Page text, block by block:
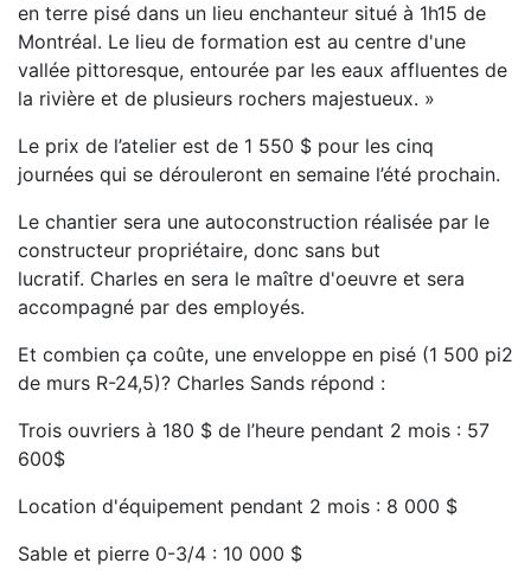
en terre pisé dans un lieu enchanteur situé à 1h15 de
Montréal. Le lieu de formation est au centre d'une
vallée pittoresque, entourée par les eaux affluentes de
la rivière et de plusieurs rochers majestueux. »
Le prix de l’atelier est de 1 550 $ pour les cinq
journées qui se dérouleront en semaine l’été prochain.
Le chantier sera une autoconstruction réalisée par le
constructeur propriétaire, donc sans but
lucratif. Charles en sera le maître d'oeuvre et sera
accompagné par des employés.
Et combien ça coûte, une enveloppe en pisé (1 500 pi2
de murs R-24,5)? Charles Sands répond :
Trois ouvriers à 180 $ de l’heure pendant 2 mois : 57
600$
Location d'équipement pendant 2 mois : 8 000 $
Sable et pierre 0-3/4 : 10 000 $